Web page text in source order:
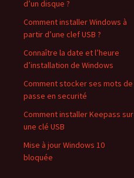
d’un disque ?
Comment installer Windows à
partir d’une clef USB ?
Connaître la date et l’heure
d’installation de Windows
Comment stocker ses mots de
passe en securité
Comment installer Keepass sur
une clé USB
Mise à jour Windows 10
bloquée